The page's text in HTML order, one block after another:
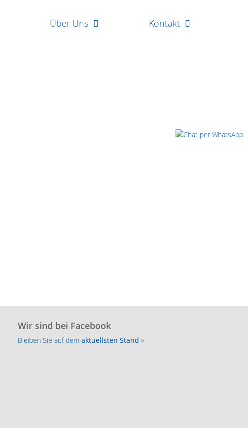
Über Uns Kontakt
Wir sind bei Facebook
Bleiben Sie auf dem aktuellsten Stand »